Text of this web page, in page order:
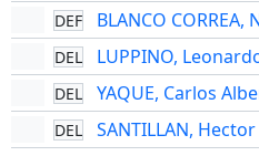
DEF BLANCO CORREA,
DEL LUPPINO,
DEL YAQUE, Carlos
DEL SANTILLAN,